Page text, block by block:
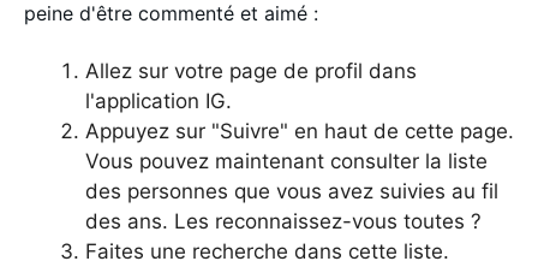
peine d'être commenté et aimé :
Allez sur votre page de profil dans
l'application IG.
Appuyez sur "Suivre" en haut de cette page.
Vous pouvez maintenant consulter la liste
des personnes que vous avez suivies au fil
des ans. Les reconnaissez-vous toutes ?
Faites une recherche dans cette liste.